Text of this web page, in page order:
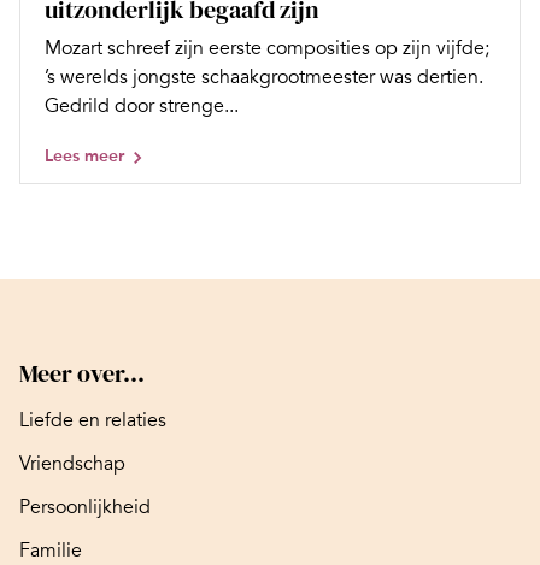
uitzonderlijk begaafd zijn
Mozart schreef zijn eerste composities op zijn vijfde;
’s werelds jongste schaakgrootmeester was dertien.
Gedrild door strenge...
Lees meer
Meer over...
Liefde en relaties
Vriendschap
Persoonlijkheid
Familie